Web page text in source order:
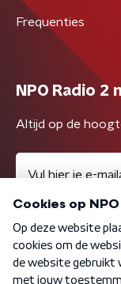
Frequenties
NPO Radio 2
Altijd op de
Algemene